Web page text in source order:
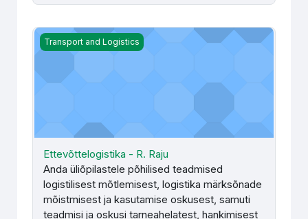
Ettevõttelogistika - R. Raju
Transport and Logistics
Ettevõttelogistika - R. Raju
Anda üliõpilastele põhilised teadmised
logistilisest mõtlemisest, logistika märksõnade
mõistmisest ja kasutamise oskusest, samuti
teadmisi ja oskusi tarneahelatest, hankimisest